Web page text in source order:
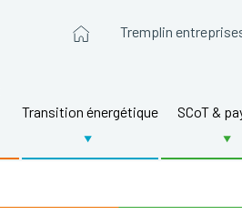
Tremplin
Transition énergétique SCoT &